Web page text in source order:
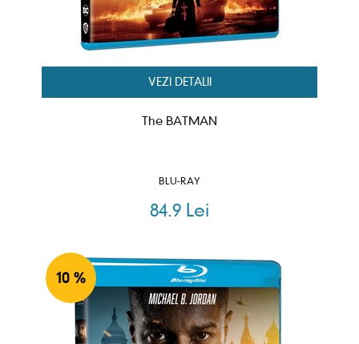
VEZI DETALII
The BATMAN
BLU-RAY
84.9 Lei
10 %